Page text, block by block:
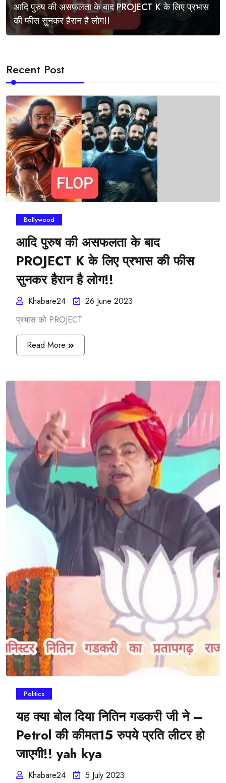
Khabare24
सोमवार को निफ्टी ने रिकॉर्ड ऊंचाई पर
Maldives: महाभियोग की तैयारी- राष्ट्रपति मुइज्जू
पर
आदि पुरुष की असफलता के बाद PROJECT K के लिए प्रभास
की फीस सुनकर हैरान है लोग!!
Recent Post
Bollywood
आदि पुरुष की असफलता के बाद
PROJECT K के लिए प्रभास की फीस
सुनकर हैरान है लोग!!
Khabare24
26 June 2023
प्रभास को PROJECT
Read More
Politics
यह क्या बोल दिया नितिन गडकरी जी ने –
Petrol की कीमत15 रुपये प्रति लीटर हो
जाएगी!! yah kya
Khabare24 5 July 2023